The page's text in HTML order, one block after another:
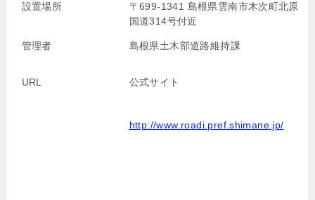
設置場所
〒699-1341 島根県雲南市木次町北原
国道314号付近
管理者 島根県土木部道路維持課
URL 公式サイト
http://www.roadi.pref.shimane.jp/